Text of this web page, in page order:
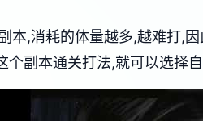
本,消耗的体量越多,越难打,
个副本通关打法,就可以选择